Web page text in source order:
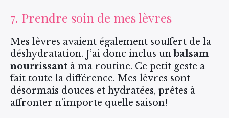
7. Prendre soin de mes lèvres
Mes lèvres avaient également souffert de la
déshydratation. J’ai donc inclus un balsam
nourrissant à ma routine. Ce petit geste a
fait toute la différence. Mes lèvres sont
désormais douces et hydratées, prêtes à
affronter n’importe quelle saison!